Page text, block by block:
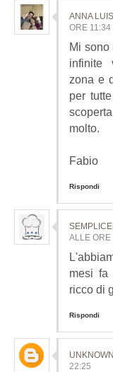
ANNA
ORE 11:34
Mi sono
infinite
zona e
per
molto.
Fabio
Rispondi
ALLE ORE
mesi fa
ricco di
Rispondi
UNKNOWN
22:25